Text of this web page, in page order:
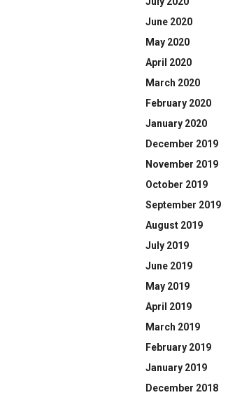
June 2020
May 2020
April 2020
March 2020
February 2020
January 2020
December 2019
November 2019
October 2019
September 2019
August 2019
July 2019
June 2019
May 2019
April 2019
March 2019
February 2019
January 2019
December 2018